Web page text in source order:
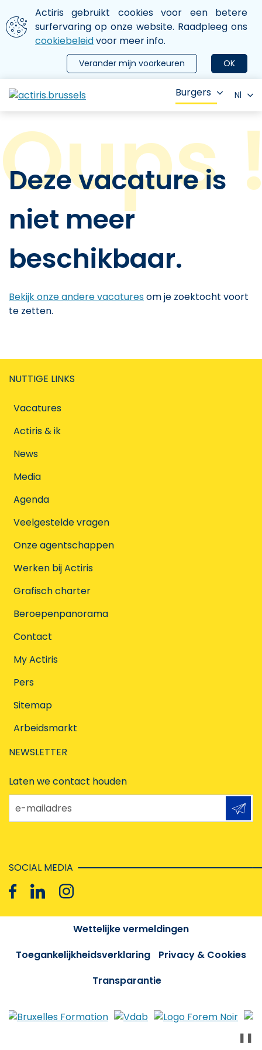
Aller au contenu principal
We gebruiken cookies
Actiris gebruikt cookies voor een betere
surfervaring op onze website. Raadpleeg ons
cookiebeleidvoor meer info.
OK
Verander mijn voorkeuren
le menu
Burgers Nl
Deze vacature is
niet meer
beschikbaar.
Bekijk onze andere vacaturesom je zoektocht voort
te zetten.
NUTTIGE LINKS
Vacatures
Actiris & ik
News
Media
Agenda
Veelgestelde vragen
Onze agentschappen
Werken bij Actiris
Grafisch charter
Beroepenpanorama
Contact
My Actiris
Pers
Sitemap
Arbeidsmarkt
NEWSLETTER
Laten we contact houden
e-mailadres
SOCIAL MEDIA
Wettelijke vermeldingen
Toegankelijkheidsverklaring
Privacy & Cookies
Transparantie
❚❚